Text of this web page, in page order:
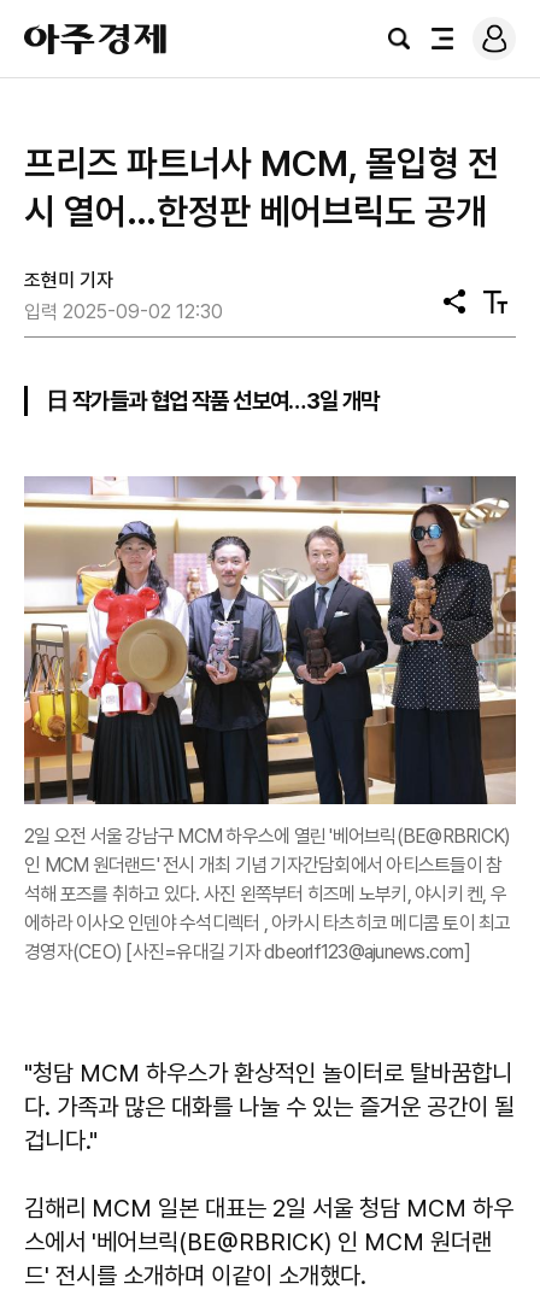
아
주
경
검
전
로
그
프리즈 파트너사 MCM, 몰입형 전
시 열어…한정판 베어브릭도 공개
조현미 기자
입력 2025-09-02 12:30
공
유
텍
스
日 작가들과 협업 작품 선보여…3일 개막
2일 오전 서울 강남구 MCM 하우스에 열린 '베어브릭(BE@RBRICK)
인 MCM 원더랜드' 전시 개최 기념 기자간담회에서 아티스트들이 참
석해 포즈를 취하고 있다. 사진 왼쪽부터 히즈메 노부키, 야시키 켄, 우
에하라 이사오 인덴야 수석디렉터 , 아카시 타츠히코 메디콤 토이 최고
경영자(CEO) [사진=유대길 기자 dbeorlf123@ajunews.com]
"청담 MCM 하우스가 환상적인 놀이터로 탈바꿈합니
다. 가족과 많은 대화를 나눌 수 있는 즐거운 공간이 될
겁니다."
김해리 MCM 일본 대표는 2일 서울 청담 MCM 하우
스에서 '베어브릭(BE@RBRICK) 인 MCM 원더랜
드' 전시를 소개하며 이같이 소개했다.